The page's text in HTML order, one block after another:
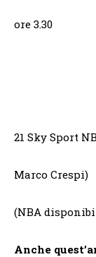
ore 3.30
Sky
(differita
21 Sky Sport
Marco Crespi)
(NBA
Anche